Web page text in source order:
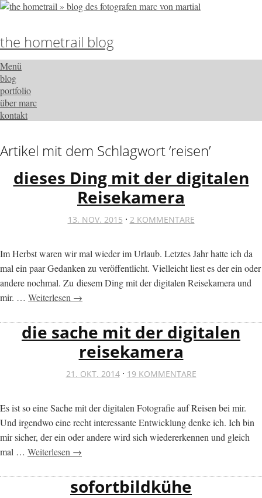
the hometrail blog
Menü
blog
portfolio
über marc
kontakt
Artikel mit dem Schlagwort ‘reisen’
dieses Ding mit der digitalen
Reisekamera
13. NOV. 2015 · 2 KOMMENTARE
Im Herbst waren wir mal wieder im Urlaub. Letztes Jahr hatte ich da
mal ein paar Gedanken zu veröffentlicht. Vielleicht liest es der ein oder
andere nochmal. Zu diesem Ding mit der digitalen Reisekamera und
mir. … Weiterlesen →
die sache mit der digitalen
reisekamera
21. OKT. 2014· 19 KOMMENTARE
Es ist so eine Sache mit der digitalen Fotografie auf Reisen bei mir.
Und irgendwo eine recht interessante Entwicklung denke ich. Ich bin
mir sicher, der ein oder andere wird sich wiedererkennen und gleich
mal … Weiterlesen →
sofortbildkühe